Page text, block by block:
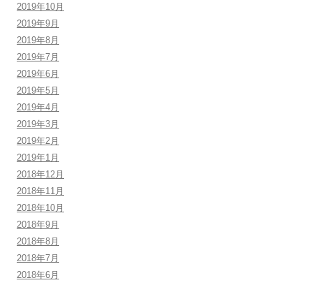
2019年10月
2019年9月
2019年8月
2019年7月
2019年6月
2019年5月
2019年4月
2019年3月
2019年2月
2019年1月
2018年12月
2018年11月
2018年10月
2018年9月
2018年8月
2018年7月
2018年6月